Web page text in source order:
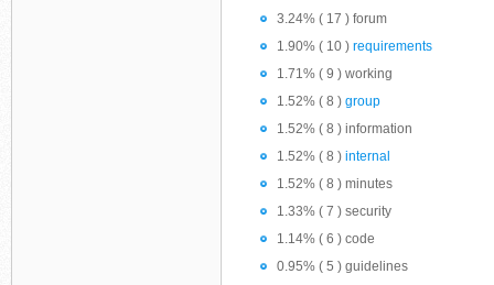
3.24% ( 17 ) forum
1.90% ( 10 ) requirements
1.71% ( 9 ) working
1.52% ( 8 ) group
1.52% ( 8 ) information
1.52% ( 8 ) internal
1.52% ( 8 ) minutes
1.33% ( 7 ) security
1.14% ( 6 ) code
0.95% ( 5 ) guidelines